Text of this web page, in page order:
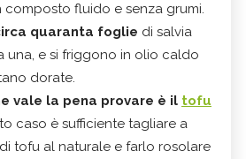
fluido e senza grumi.
quaranta foglie di salvia
una, e si friggono in olio caldo
dorate.
vale la pena provare è il tofu
caso è sufficiente tagliare a
tofu al naturale e farlo rosolare